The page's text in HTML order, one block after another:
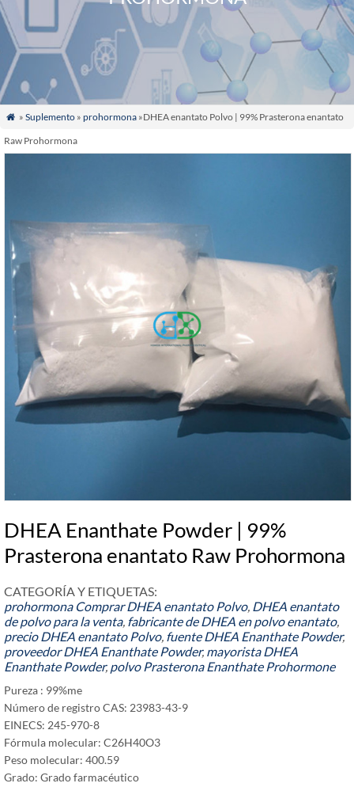
 » Suplemento» prohormona»DHEA enantato Polvo | 99% Prasterona enantato
Raw Prohormona
DHEA Enanthate Powder | 99%
Prasterona enantato Raw Prohormona
CATEGORÍA Y ETIQUETAS:
prohormona Comprar DHEA enantato Polvo, DHEA enantato
de polvo para la venta, fabricante de DHEA en polvo enantato,
precio DHEA enantato Polvo, fuente DHEA Enanthate Powder,
proveedor DHEA Enanthate Powder, mayorista DHEA
Enanthate Powder, polvo Prasterona Enanthate Prohormone
Pureza : 99%me
Número de registro CAS: 23983-43-9
EINECS: 245-970-8
Fórmula molecular: C26H40O3
Peso molecular: 400.59
Grado: Grado farmacéutico